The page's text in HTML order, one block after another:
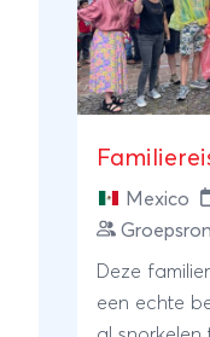
Mexico
Deze
een echte